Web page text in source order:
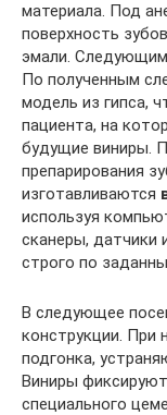
материала. Под
поверхность
эмали. Следующим
По полученным
модель из гипса,
пациента, на
будущие виниры.
препарирования
изготавливаются
используя
сканеры, датчики
строго по
В следующее
конструкции. При
подгонка,
Виниры
специального